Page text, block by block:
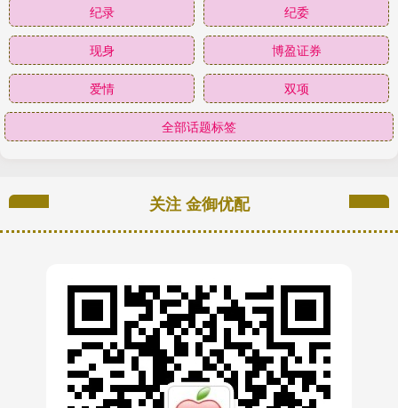
纪录 纪委
现身 博盈证券
爱情 双项
全部话题标签
关注 金御优配